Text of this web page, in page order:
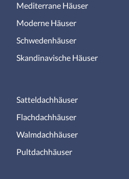
Mediterrane Häuser
Moderne Häuser
Schwedenhäuser
Skandinavische Häuser
Satteldachhäuser
Flachdachhäuser
Walmdachhäuser
Pultdachhäuser